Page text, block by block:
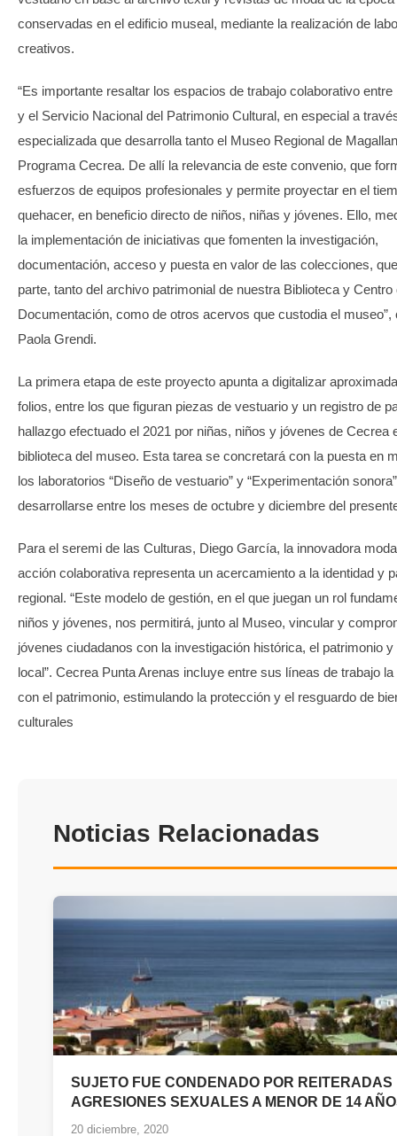
conservadas en el edificio museal, mediante la realización de
creativos.
“Es importante resaltar los espacios de trabajo colaborativo
y el Servicio Nacional del Patrimonio Cultural, en especial a
especializada que desarrolla tanto el Museo Regional de
Programa Cecrea. De allí la relevancia de este convenio, que
esfuerzos de equipos profesionales y permite proyectar en el
quehacer, en beneficio directo de niños, niñas y jóvenes. Ello,
la implementación de iniciativas que fomenten la investigación,
documentación, acceso y puesta en valor de las colecciones,
parte, tanto del archivo patrimonial de nuestra Biblioteca y Centro
Documentación, como de otros acervos que custodia el museo”,
Paola Grendi.
La primera etapa de este proyecto apunta a digitalizar
folios, entre los que figuran piezas de vestuario y un registro de
hallazgo efectuado el 2021 por niñas, niños y jóvenes de Cecrea
biblioteca del museo. Esta tarea se concretará con la puesta en
los laboratorios “Diseño de vestuario” y “Experimentación
desarrollarse entre los meses de octubre y diciembre del
Para el seremi de las Culturas, Diego García, la innovadora
acción colaborativa representa un acercamiento a la identidad y
regional. “Este modelo de gestión, en el que juegan un rol
niños y jóvenes, nos permitirá, junto al Museo, vincular y
jóvenes ciudadanos con la investigación histórica, el patrimonio y
local”. Cecrea Punta Arenas incluye entre sus líneas de trabajo
con el patrimonio, estimulando la protección y el resguardo de
culturales
Noticias Relacionadas
SUJETO FUE CONDENADO POR REITERADAS
AGRESIONES SEXUALES A MENOR DE 14
20 diciembre, 2020